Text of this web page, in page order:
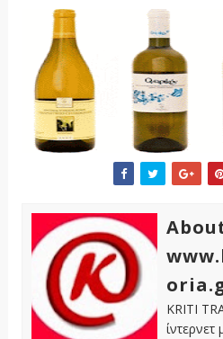
KRITI
ίντερνετ